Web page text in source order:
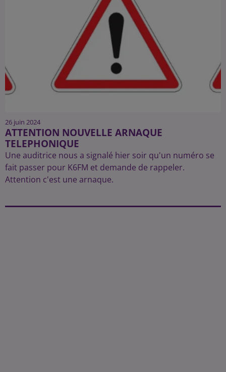
26 juin 2024
ATTENTION NOUVELLE ARNAQUE
TELEPHONIQUE
Une auditrice nous a signalé hier soir qu'un numéro se
fait passer pour K6FM et demande de rappeler.
Attention c'est une arnaque.